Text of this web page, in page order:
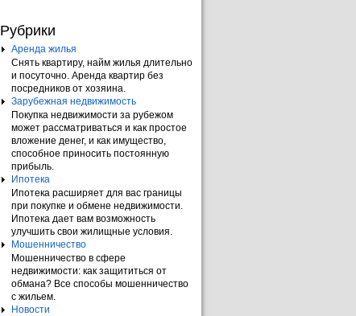
Рубрики
Аренда жилья
Снять квартиру, найм жилья длительно
и посуточно. Аренда квартир без
посредников от хозяина.
Зарубежная недвижимость
Покупка недвижимости за рубежом
может рассматриваться и как простое
вложение денег, и как имущество,
способное приносить постоянную
прибыль.
Ипотека
Ипотека расширяет для вас границы
при покупке и обмене недвижимости.
Ипотека дает вам возможность
улучшить свои жилищные условия.
Мошенничество
Мошенничество в сфере
недвижимости: как защититься от
обмана? Все способы мошенничество
с жильем.
Новости